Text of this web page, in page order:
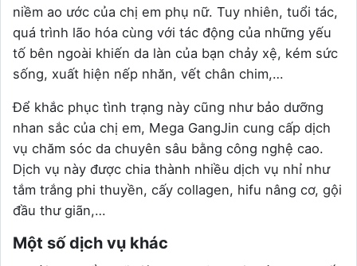
niềm ao ước của chị em phụ nữ. Tuy nhiên, tuổi tác,
quá trình lão hóa cùng với tác động của những yếu
tố bên ngoài khiến da làn của bạn chảy xệ, kém sức
sống, xuất hiện nếp nhăn, vết chân chim,…
Để khắc phục tình trạng này cũng như bảo dưỡng
nhan sắc của chị em, Mega GangJin cung cấp dịch
vụ chăm sóc da chuyên sâu bằng công nghệ cao.
Dịch vụ này được chia thành nhiều dịch vụ nhỉ như
tắm trắng phi thuyền, cấy collagen, hifu nâng cơ, gội
đầu thư giãn,…
Một số dịch vụ khác